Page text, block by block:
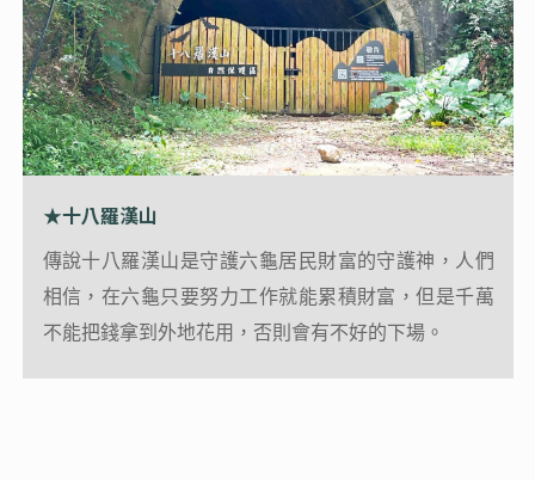
★十八羅漢山
位於高雄市六龜區荖濃溪旁，由大大小小40餘座直立
圓錐狀的山脈所組成，這些密集但呈不規則分佈的大
小山峰，從處遙望就像是跳躍的火焰般，故又稱「火
★十八羅漢山
傳說十八羅漢山是守護六龜居民財富的守護神，人們
相信，在六龜只要努力工作就能累積財富，但是千萬
不能把錢拿到外地花用，否則會有不好的下場。